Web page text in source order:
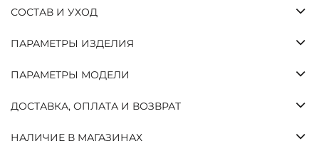
25%
сегодня
неделинедели
Через
недель
Без
и
СОСТАВ И УХОД
ПАРАМЕТРЫ ИЗДЕЛИЯ
ПАРАМЕТРЫ МОДЕЛИ
ДОСТАВКА, ОПЛАТА И ВОЗВРАТ
НАЛИЧИЕ В МАГАЗИНАХ